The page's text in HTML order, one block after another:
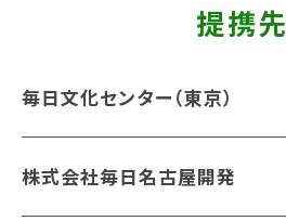
提携先
毎日文化センター（東京）
株式会社毎日名古屋開発